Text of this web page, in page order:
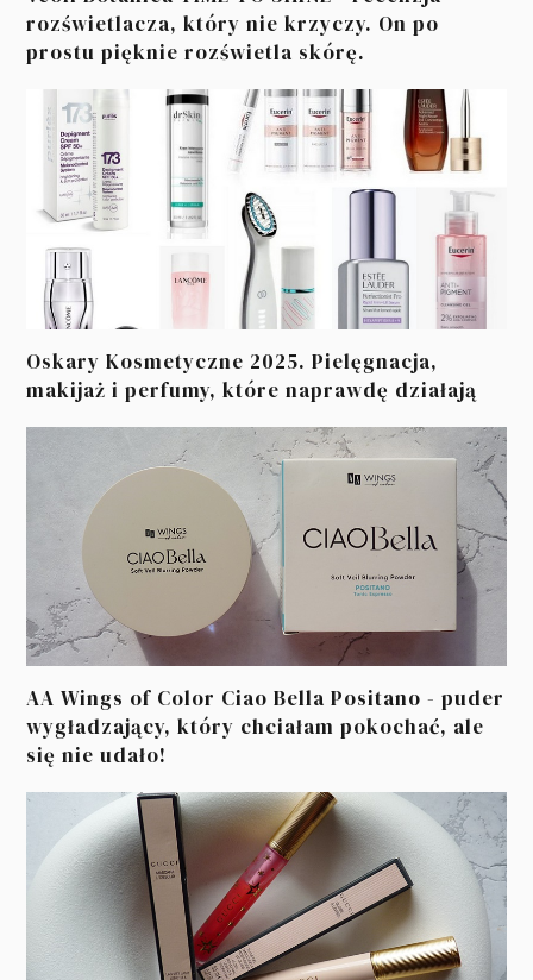
rozświetlacza, który nie krzyczy. On po
prostu pięknie rozświetla skórę.
Oskary Kosmetyczne 2025. Pielęgnacja,
makijaż i perfumy, które naprawdę działają
AA Wings of Color Ciao Bella Positano - puder
wygładzający, który chciałam pokochać, ale
się nie udało!